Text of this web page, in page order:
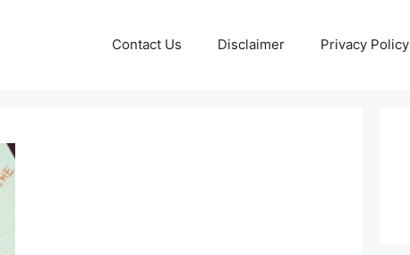
Contact Us Disclaimer Privacy Policy